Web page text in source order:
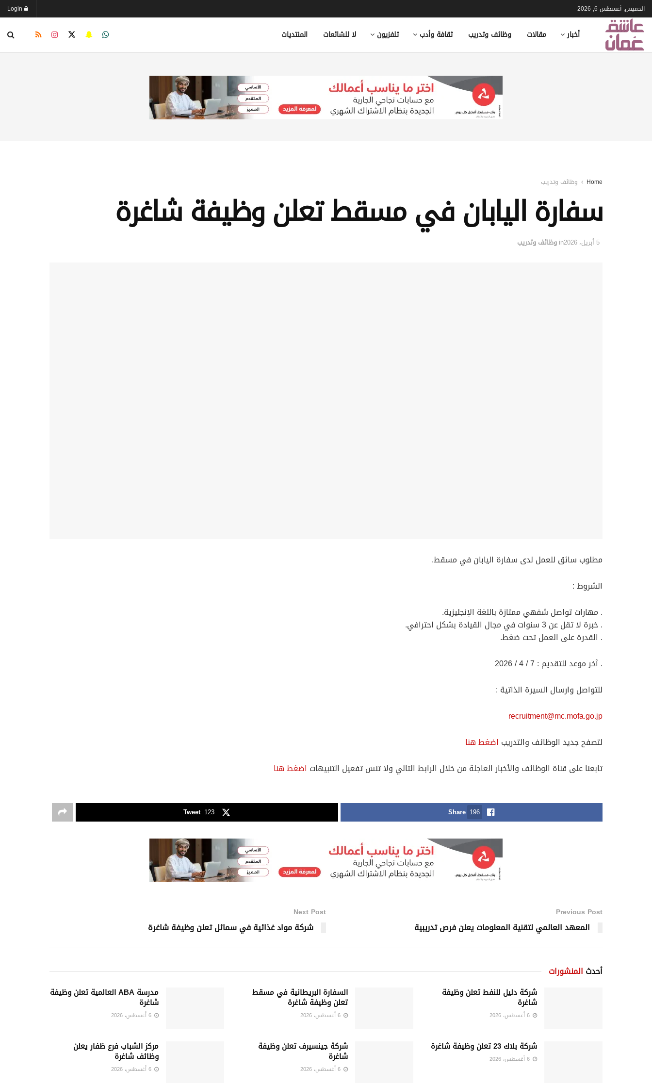
الخميس, أغسطس 6, 2026
أخبار مقالات وظائف وتدريب ثقافة وأدب تلفزيون لا للشائعات المنتديات
Home وظائف وتدريب
سفارة اليابان في مسقط تعلن وظيفة شاغرة
5 أبريل، 2026 in وظائف وتدريب
مطلوب سائق للعمل لدى سفارة اليابان في مسقط.
الشروط :
. مهارات تواصل شفهي ممتازة باللغة الإنجليزية.
. خبرة لا تقل عن 3 سنوات في مجال القيادة بشكل احترافي.
. القدرة على العمل تحت ضغط.
. آخر موعد للتقديم : 7 / 4 / 2026
للتواصل وارسال السيرة الذاتية :
recruitment@mc.mofa.go.jp
لتصفح جديد الوظائف والتدريب اضغط هنا
تابعنا على قناة الوظائف والأخبار العاجلة من خلال الرابط التالي ولا تنسَ تفعيل التنبيهات اضغط هنا
Share 196
Tweet 123
Previous Post
المعهد العالمي لتقنية المعلومات يعلن فرص تدريبية
Next Post
شركة مواد غذائية في سمائل تعلن وظيفة شاغرة
أحدث المنشورات
شركة دليل للنفط تعلن وظيفة
شاغرة
السفارة البريطانية في مسقط
تعلن وظيفة شاغرة
مدرسة ABA العالمية تعلن وظيفة
شاغرة
شركة بلاك 23 تعلن وظيفة شاغرة شركة جينسيرف تعلن وظيفة
شاغرة
مركز الشباب فرع ظفار يعلن
وظائف شاغرة